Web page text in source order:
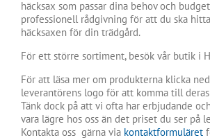
häcksax som passar dina behov och
professionell rådgivning för att du ska
häcksaxen för din trädgård.
För ett större sortiment, besök vår butik i
För att läsa mer om produkterna klicka
leverantörens logo för att komma till
Tänk dock på att vi ofta har erbjudande
vara lägre hos oss än det priset du ser på
Kontakta oss gärna via kontaktformuläret